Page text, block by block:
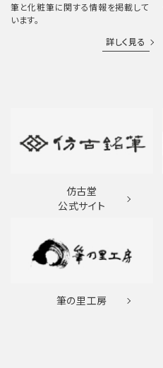
筆と化粧筆に関する情報を掲載して
います。
詳しく見る
仿古堂
公式サイト
筆の里工房